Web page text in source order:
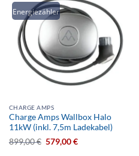
Energiezähler
CHARGE AMPS
Charge Amps Wallbox Halo
11kW (inkl. 7,5m Ladekabel)
899,00€ 579,00€